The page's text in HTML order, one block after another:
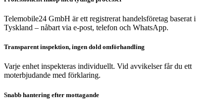
Telemobile24 GmbH är ett registrerat handelsföretag baserat i
Tyskland – nåbart via e-post, telefon och WhatsApp.
Transparent inspektion, ingen dold omförhandling
Varje enhet inspekteras individuellt. Vid avvikelser får du ett
moterbjudande med förklaring.
Snabb hantering efter mottagande